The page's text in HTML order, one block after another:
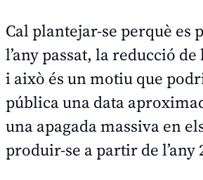
Cal plantejar-se perquè
l’any passat, la reducció
i això és un motiu que
pública una data
una apagada massiva en
produir-se a partir de l’any